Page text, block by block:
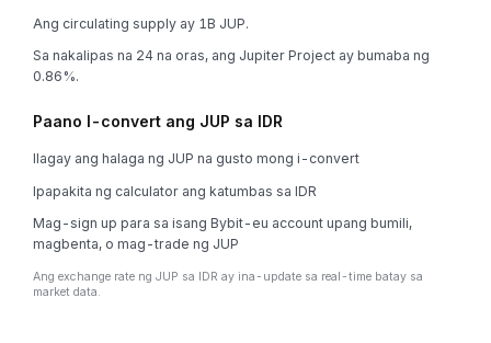
Ang circulating supply ay 1B JUP.
Sa nakalipas na 24 na oras, ang Jupiter Project ay bumaba ng
0.86%.
Paano I-convert ang JUP sa IDR
Ilagay ang halaga ng JUP na gusto mong i-convert
Ipapakita ng calculator ang katumbas sa IDR
Mag-sign up para sa isang Bybit-eu account upang bumili,
magbenta, o mag-trade ng JUP
Ang exchange rate ng JUP sa IDR ay ina-update sa real-time batay sa
market data.